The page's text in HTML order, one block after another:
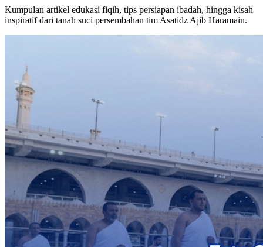
Kumpulan artikel edukasi fiqih, tips persiapan ibadah, hingga kisah
inspiratif dari tanah suci persembahan tim Asatidz Ajib Haramain.